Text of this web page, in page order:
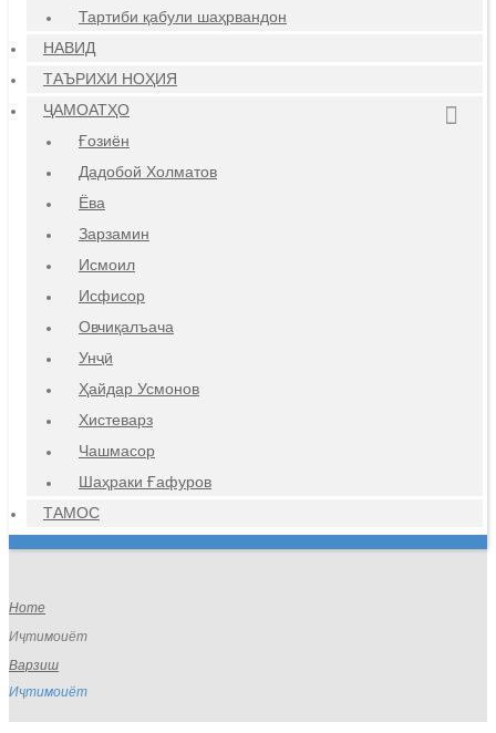
Тартиби қабули шаҳрвандон
НАВИД
ТАЪРИХИ НОҲИЯ
ҶАМОАТҲО
Ғозиён
Дадобой Холматов
Ёва
Зарзамин
Исмоил
Исфисор
Овчиқалъача
Унҷӣ
Ҳайдар Усмонов
Хистеварз
Чашмасор
Шаҳраки Ғафуров
ТАМОС
Home
Иҷтимоиёт
Варзиш
Иҷтимоиёт